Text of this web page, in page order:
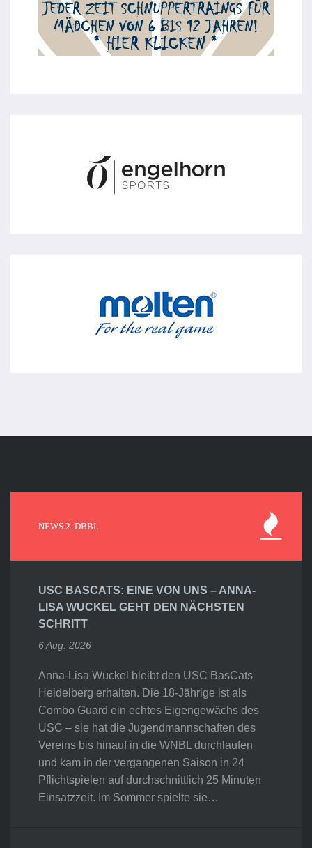
NEWS 2. DBBL
USC BASCATS: EINE VON UNS – ANNA-
LISA WUCKEL GEHT DEN NÄCHSTEN
SCHRITT
6 Aug. 2026
Anna-Lisa Wuckel bleibt den USC BasCats
Heidelberg erhalten. Die 18-Jährige ist als
Combo Guard ein echtes Eigengewächs des
USC – sie hat die Jugendmannschaften des
Vereins bis hinauf in die WNBL durchlaufen
und kam in der vergangenen Saison in 24
Pflichtspielen auf durchschnittlich 25 Minuten
Einsatzzeit. Im Sommer spielte sie…